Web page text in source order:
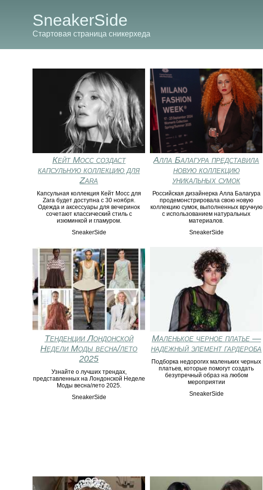
SneakerSide
Стартовая страница сникерхеда
Кейт Мосс создаст
капсульную коллекцию для
Zara
Капсульная коллекция Кейт Мосс для
Zara будет доступна с 30 ноября.
Одежда и аксессуары для вечеринок
сочетают классический стиль с
изюминкой и гламуром.
SneakerSide
Алла Балагура представила
новую коллекцию
уникальных сумок
Российская дизайнерка Алла Балагура
продемонстрировала свою новую
коллекцию сумок, выполненных вручную
с использованием натуральных
материалов.
SneakerSide
Тенденции Лондонской
Недели Моды весна/лето
2025
Узнайте о лучших трендах,
представленных на Лондонской Неделе
Моды весна/лето 2025.
SneakerSide
Маленькое черное платье —
надежный элемент гардероба
Подборка недорогих маленьких черных
платьев, которые помогут создать
безупречный образ на любом
мероприятии
SneakerSide